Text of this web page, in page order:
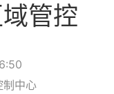
管控
制中心